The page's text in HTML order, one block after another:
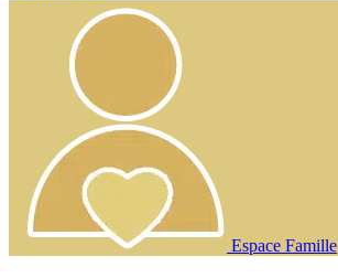
Espace Famille